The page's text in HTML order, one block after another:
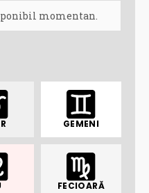
momentan.
GEMENI
FECIOARĂ